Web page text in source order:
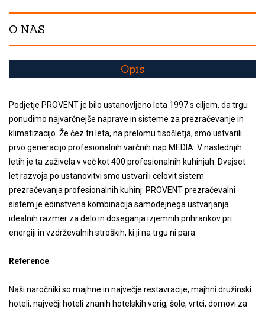
O NAS
Opis
Podjetje PROVENT je bilo ustanovljeno leta 1997 s ciljem, da trgu
ponudimo najvarčnejše naprave in sisteme za prezračevanje in
klimatizacijo. Že čez tri leta, na prelomu tisočletja, smo ustvarili
prvo generacijo profesionalnih varčnih nap MEDIA. V naslednjih
letih je ta zaživela v več kot 400 profesionalnih kuhinjah. Dvajset
let razvoja po ustanovitvi smo ustvarili celovit sistem
prezračevanja profesionalnih kuhinj. PROVENT prezračevalni
sistem je edinstvena kombinacija samodejnega ustvarjanja
idealnih razmer za delo in doseganja izjemnih prihrankov pri
energiji in vzdrževalnih stroških, ki ji na trgu ni para.
Reference
Naši naročniki so majhne in največje restavracije, majhni družinski
hoteli, največji hoteli znanih hotelskih verig, šole, vrtci, domovi za